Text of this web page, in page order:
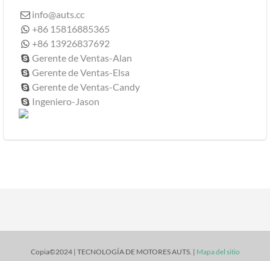
 info@auts.cc
 +86 15816885365
 +86 13926837692
 Gerente de Ventas-Alan
 Gerente de Ventas-Elsa
 Gerente de Ventas-Candy
 Ingeniero-Jason
Copia©2024 | TECNOLOGÍA DE MOTORES AUTS. | Mapa del sitio